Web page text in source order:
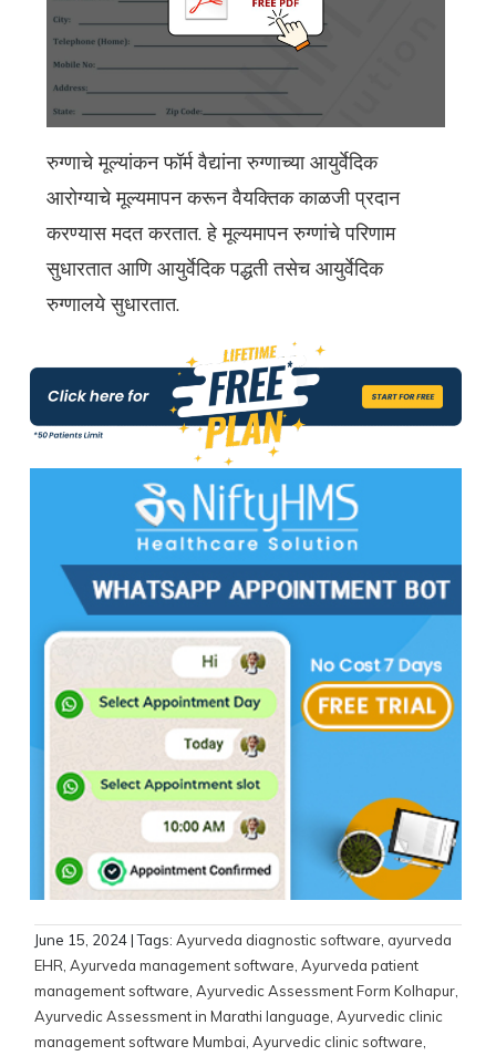
रुग्णाचे मूल्यांकन फॉर्म वैद्यांना रुग्णाच्या आयुर्वेदिक
आरोग्याचे मूल्यमापन करून वैयक्तिक काळजी प्रदान
करण्यास मदत करतात. हे मूल्यमापन रुग्णांचे परिणाम
सुधारतात आणि आयुर्वेदिक पद्धती तसेच आयुर्वेदिक
रुग्णालये सुधारतात.
June 15, 2024| Tags: Ayurveda diagnostic software ayurveda
EHR Ayurveda management software Ayurveda patient
management software Ayurvedic Assessment Form Kolhapur,
Ayurvedic Assessment in Marathi language Ayurvedic clinic
management software Mumbai Ayurvedic clinic software